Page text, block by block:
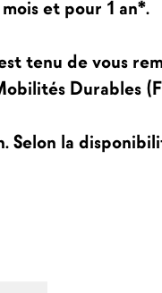
et pour 1 an*.
tenu de vous
Durables
Selon la